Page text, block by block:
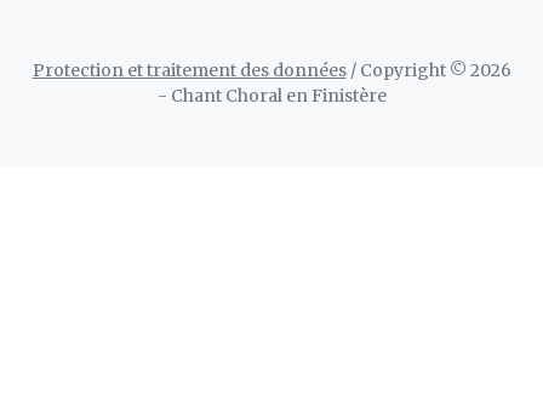
Protection et traitement des données/ Copyright © 2026
- Chant Choral en Finistère